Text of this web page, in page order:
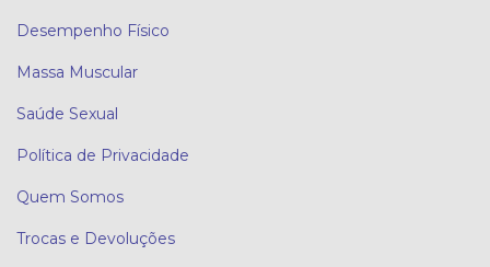
Desempenho Físico
Massa Muscular
Saúde Sexual
Política de Privacidade
Quem Somos
Trocas e Devoluções